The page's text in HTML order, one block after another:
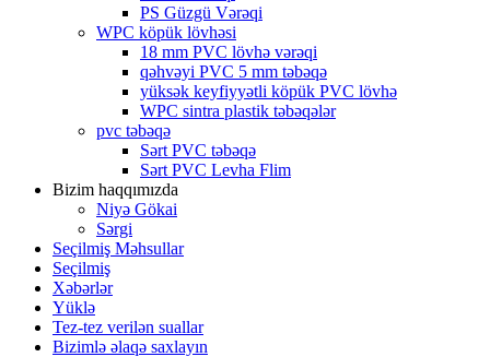
PS Güzgü Vərəqi
WPC köpük lövhəsi
18 mm PVC lövhə vərəqi
qəhvəyi PVC 5 mm təbəqə
yüksək keyfiyyətli köpük PVC lövhə
WPC sintra plastik təbəqələr
pvc təbəqə
Sərt PVC təbəqə
Sərt PVC Levha Flim
Bizim haqqımızda
Niyə Gökai
Sərgi
Seçilmiş Məhsullar
Seçilmiş
Xəbərlər
Yüklə
Tez-tez verilən suallar
Bizimlə əlaqə saxlayın